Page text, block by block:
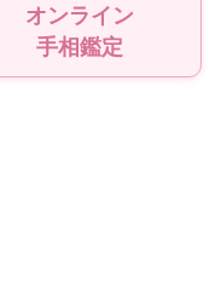
オンライン
手相鑑定